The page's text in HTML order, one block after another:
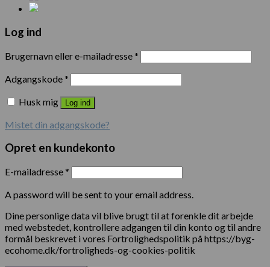
Log ind
Brugernavn eller e-mailadresse*
Adgangskode*
Husk mig
Log ind
Mistet din adgangskode?
Opret en kundekonto
E-mailadresse*
A password will be sent to your email address.
Dine personlige data vil blive brugt til at forenkle dit arbejde
med webstedet, kontrollere adgangen til din konto og til andre
formål beskrevet i vores Fortrolighedspolitik på https://byg-
ecohome.dk/fortroligheds-og-cookies-politik